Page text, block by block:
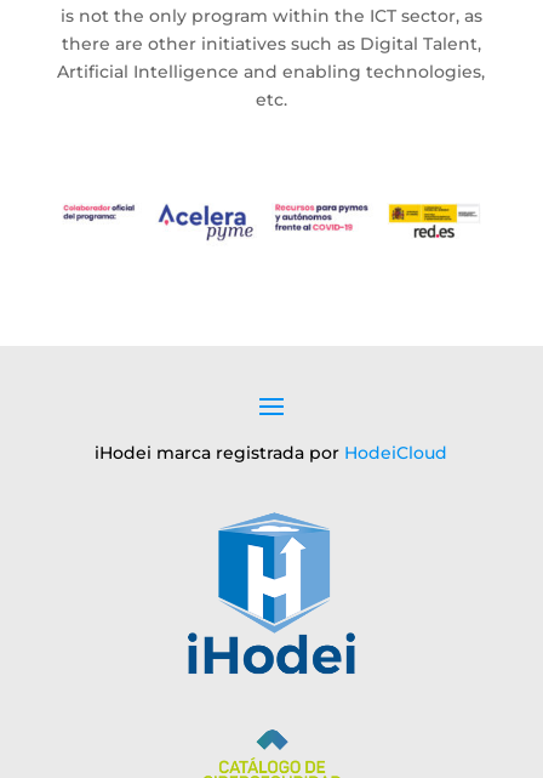
is not the only program within the ICT sector, as
there are other initiatives such as Digital Talent,
Artificial Intelligence and enabling technologies,
etc.
iHodei marca registrada por HodeiCloud